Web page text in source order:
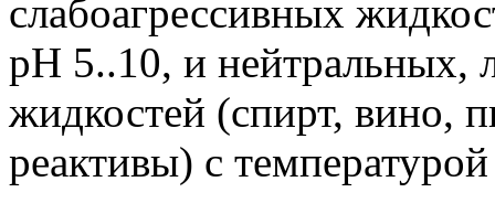
слабоагрессивных
pH 5..10, и нейтральных,
жидкостей (спирт, вино,
реактивы) с